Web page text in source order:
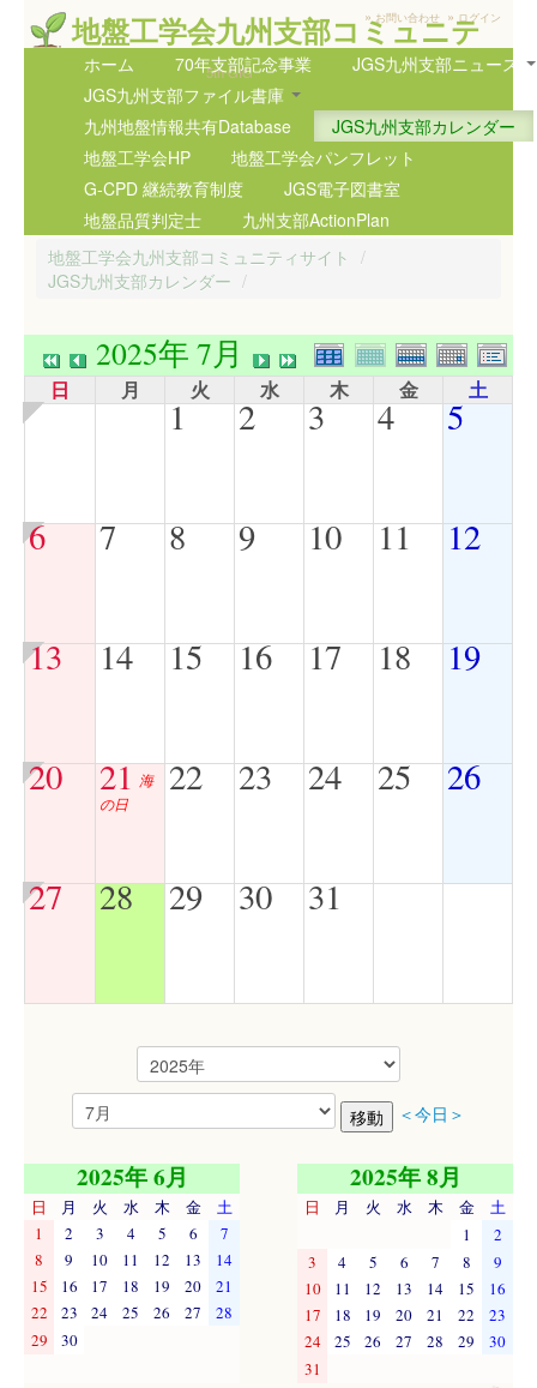
地盤工学会九州支部コミュニテ
ィサイト
5th GIG
» お問い合わせ » ログイン
ホーム 70年支部記念事業
JGS九州支部ニュース
JGS九州支部ファイル書庫
九州地盤情報共有Database
JGS九州支部カレンダー
地盤工学会HP
地盤工学会パンフレット
G-CPD 継続教育制度
JGS電子図書室
地盤品質判定士
九州支部ActionPlan
地盤工学会九州支部コミュニティサイト /
JGS九州支部カレンダー /
2025年 7月
日 月 火 水 木 金 土
1 2 3 4 5
6 7 8 9 10 11 12
13 14 15 16 17 18 19
20 21 海
の日
22 23 24 25 26
27 28 29 30 31
＜今日＞
2025年 6月
日 月 火 水 木 金
土
1
2 3 4 5 6
7
8
9 10 11 12 13
14
15
16 17 18 19 20
21
22
23 24 25 26 27
28
29
30
2025年 8月
日 月 火 水 木 金
土
1
2
3
4 5 6 7 8
9
10
11 12 13 14 15
16
17
18 19 20 21 22
23
24
25 26 27 28 29
30
31